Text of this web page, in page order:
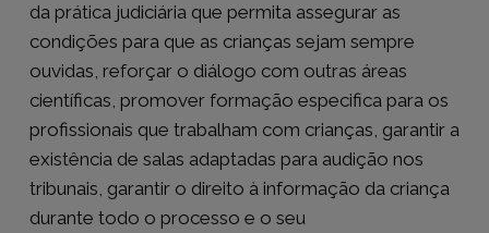
da prática judiciária que permita assegurar as
condições para que as crianças sejam sempre
ouvidas, reforçar o diálogo com outras áreas
científicas, promover formação especifica para os
profissionais que trabalham com crianças, garantir a
existência de salas adaptadas para audição nos
tribunais, garantir o direito à informação da criança
durante todo o processo e o seu